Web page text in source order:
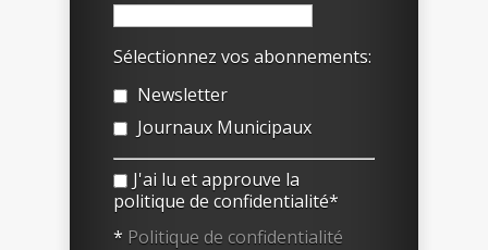
Sélectionnez vos abonnements:
Newsletter
Journaux Municipaux
J'ai lu et approuve la
politique de confidentialité*
* Politique de confidentialité